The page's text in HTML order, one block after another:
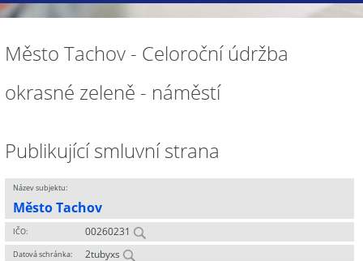
Město Tachov - Celoroční údržba
okrasné zeleně - náměstí
Publikující smluvní strana
Název subjektu:
Město Tachov
IČO: 00260231
Datová schránka: 2tubyxs